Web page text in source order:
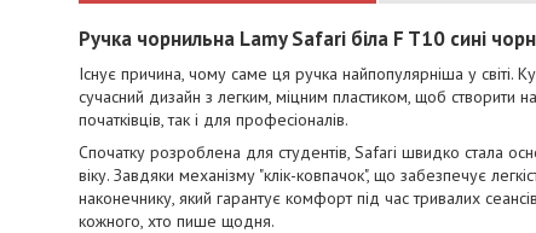
Ручка чорнильна Lamy Safari біла F T10 сині
Існує причина, чому саме ця ручка найпопулярніша у світі.
сучасний дизайн з легким, міцним пластиком, щоб створити
початківців, так і для професіоналів.
Спочатку розроблена для студентів, Safari швидко стала
віку. Завдяки механізму "клік-ковпачок", що забезпечує
наконечнику, який гарантує комфорт під час тривалих
кожного, хто пише щодня.